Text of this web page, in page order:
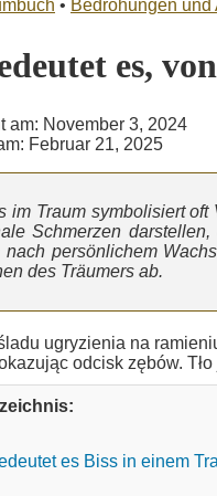
• Bedrohungen und
es, von
am: November 3, 2024
Februar 21, 2025
im Traum symbolisiert
Schmerzen
nach persönlichem
des Träumers ab.
es Biss in einem